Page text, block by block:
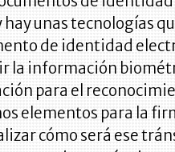
hay unas tecnologías
de identidad
la información
para el
elementos para la
cómo será ese